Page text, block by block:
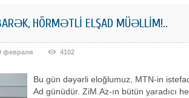
HÖRMƏTLİ ELŞAD MÜƏLLİM!..
февраля 4102
Bu gün dəyərli eloğlumuz, MTN-in
Ad günüdür. ZiM.Az-ın bütün yaradıcı